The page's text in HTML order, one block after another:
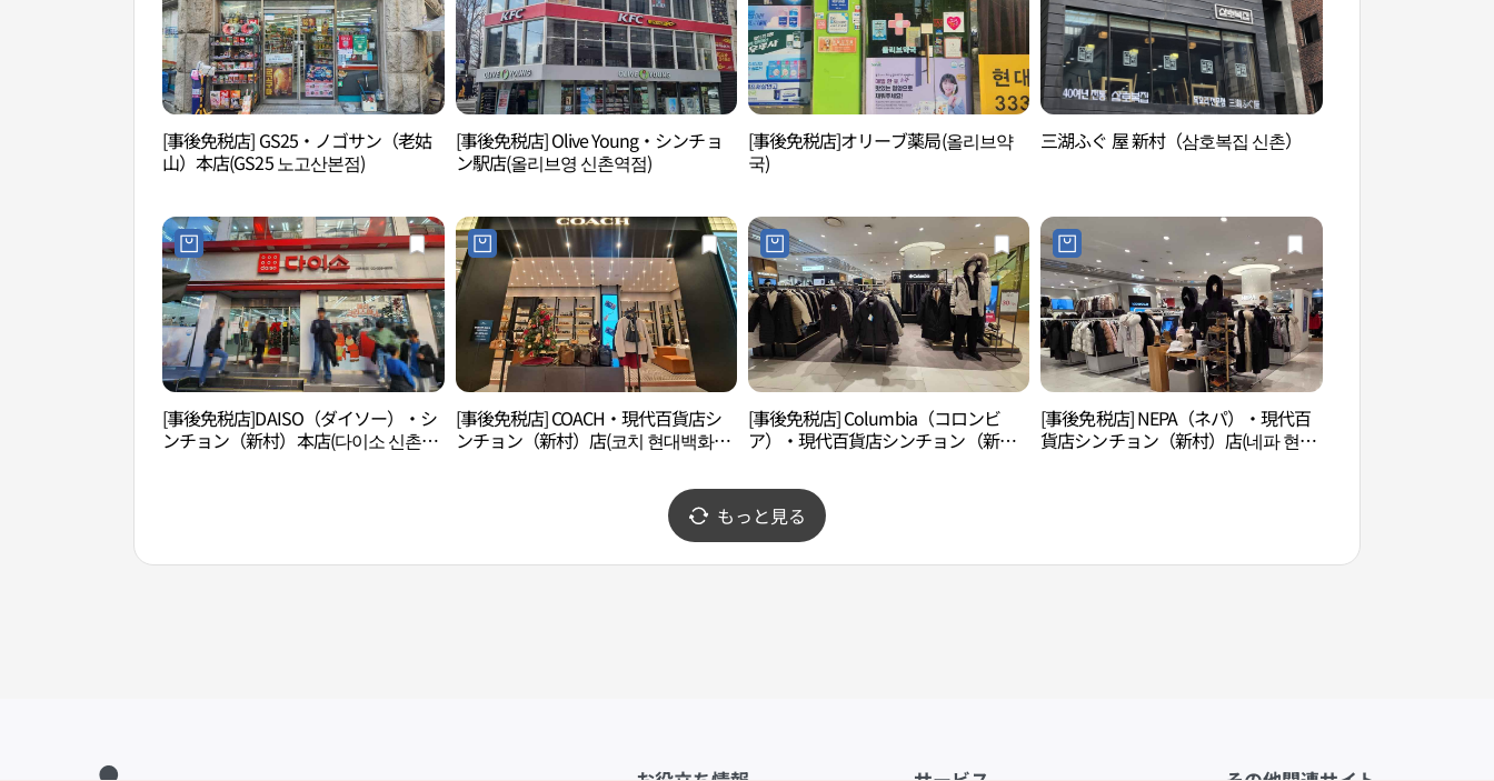
[事後免税店] GS25・ノゴサン（老姑
山）本店(GS25 노고산본점)
[事後免税店] Olive Young・シンチョ
ン駅店(올리브영 신촌역점)
[事後免税店]オリーブ薬局(올리브약
국)
三湖ふぐ 屋 新村（삼호복집 신촌）
[事後免税店]DAISO（ダイソー）・シ
ンチョン（新村）本店(다이소 신촌본
[事後免税店] COACH・現代百貨店シ
ンチョン（新村）店(코치 현대백화점
[事後免税店] Columbia（コロンビ
ア）・現代百貨店シンチョン（新
[事後免税店] NEPA（ネパ）・現代百
貨店シンチョン（新村）店(네파 현대
もっと見る